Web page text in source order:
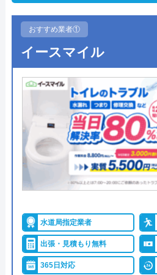
おすすめ業者①
イースマイル
水道局指定業者
出張・見積もり無料
365日対応